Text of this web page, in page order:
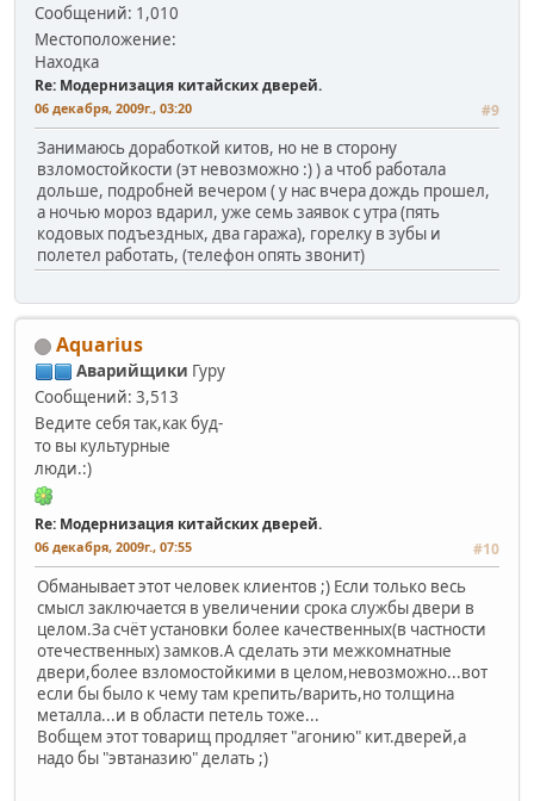
Сообщений: 1,010
Местоположение:
Находка
Re: Модернизация китайских дверей.
06 декабря, 2009г., 03:20 #9
Занимаюсь доработкой китов, но не в сторону
взломостойкости (эт невозможно :) ) а чтоб работала
дольше, подробней вечером ( у нас вчера дождь прошел,
а ночью мороз вдарил, уже семь заявок с утра (пять
кодовых подъездных, два гаража), горелку в зубы и
полетел работать, (телефон опять звонит)
Aquarius
Аварийщики Гуру
Сообщений: 3,513
Ведите себя так,как буд-
то вы культурные
люди.:)
Re: Модернизация китайских дверей.
06 декабря, 2009г., 07:55 #10
Обманывает этот человек клиентов ;) Если только весь
смысл заключается в увеличении срока службы двери в
целом.За счёт установки более качественных(в частности
отечественных) замков.А сделать эти межкомнатные
двери,более взломостойкими в целом,невозможно...вот
если бы было к чему там крепить/варить,но толщина
металла...и в области петель тоже...
Вобщем этот товарищ продляет "агонию" кит.дверей,а
надо бы "эвтаназию" делать ;)